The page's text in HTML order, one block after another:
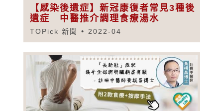
【感染後遺症】新冠康復者常見3種後
遺症 中醫推介調理食療湯水
TOPick 新聞 2022-04